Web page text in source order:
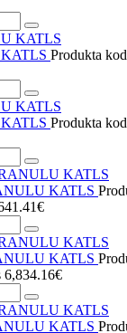
Produkta
Produkta
KATLS
KATLS
6,834.16€
KATLS